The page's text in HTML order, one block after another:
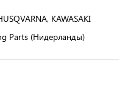
KAWASAKI
Parts (Нидерланды)